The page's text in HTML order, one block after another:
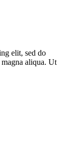
elit, sed do
aliqua. Ut